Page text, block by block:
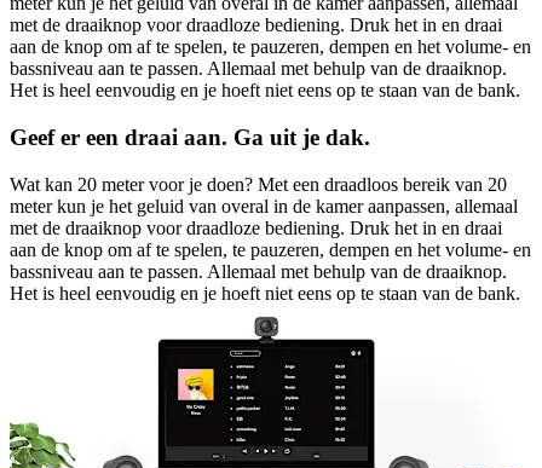
met de draaiknop voor draadloze bediening. Druk het in en draai
aan de knop om af te spelen, te pauzeren, dempen en het volume- en
bassniveau aan te passen. Allemaal met behulp van de draaiknop.
Het is heel eenvoudig en je hoeft niet eens op te staan van de bank.
Geef er een draai aan. Ga uit je dak.
Wat kan 20 meter voor je doen? Met een draadloos bereik van 20
meter kun je het geluid van overal in de kamer aanpassen, allemaal
met de draaiknop voor draadloze bediening. Druk het in en draai
aan de knop om af te spelen, te pauzeren, dempen en het volume- en
bassniveau aan te passen. Allemaal met behulp van de draaiknop.
Het is heel eenvoudig en je hoeft niet eens op te staan van de bank.